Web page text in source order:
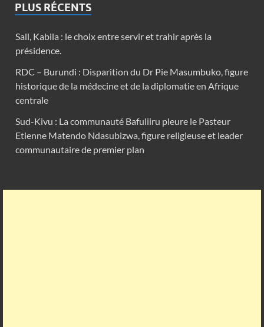
PLUS RÉCENTS
Sall, Kabila : le choix entre servir et trahir après la
présidence.
RDC – Burundi : Disparition du Dr Pie Masumbuko, figure
historique de la médecine et de la diplomatie en Afrique
centrale
Sud-Kivu : La communauté Bafuliiru pleure le Pasteur
Etienne Matendo Ndasubizwa, figure religieuse et leader
communautaire de premier plan